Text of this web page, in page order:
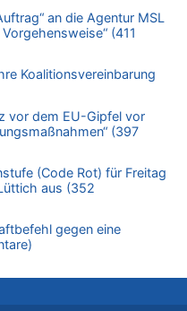
ist jetzt amtlich
zu
ist jetzt amtlich
zu
ist jetzt amtlich
so niedrig wie noch nie
zu
Oma ermordet haben
an die Agentur MSL
(411
Koalitionsvereinbarung
vor dem EU-Gipfel vor
(397
(Code Rot) für Freitag
aus (352
gegen eine